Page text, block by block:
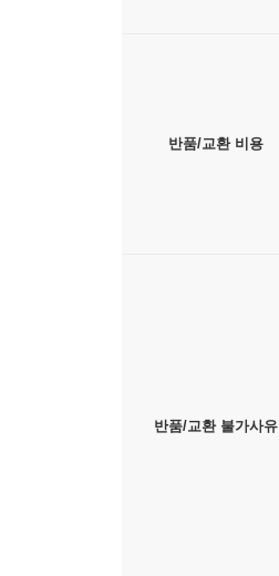
반품/교환 비용
반품/교환 불가사유